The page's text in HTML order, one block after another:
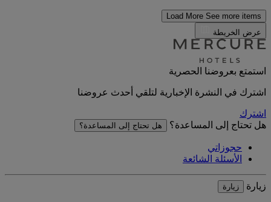
Load More See more items
عرض الخريطة
استمتع بعروضنا الحصرية
اشترك في النشرة الإخبارية لتلقي أحدث عروضنا
اشترك
هل تحتاج إلى المساعدة؟
هل تحتاج إلى المساعدة؟
حجوزاتي
الأسئلة الشائعة
زيارة زيارة